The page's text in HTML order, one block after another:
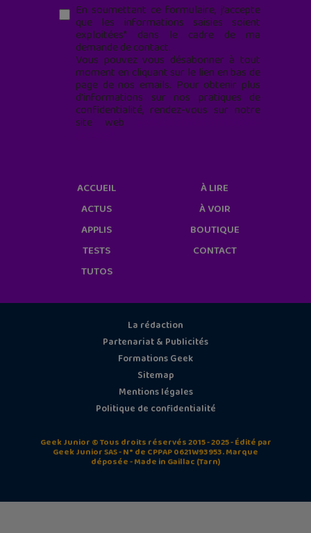
En soumettant ce formulaire, j’accepte
que les informations saisies soient
exploitées* dans le cadre de ma
demande de contact.
Vous pouvez vous désabonner à tout
moment en cliquant sur le lien en bas de
page de nos emails. Pour obtenir plus
d'informations sur nos pratiques de
confidentialité, rendez-vous sur notre
site web
ACCUEIL
ACTUS
APPLIS
TESTS
TUTOS
À LIRE
À VOIR
BOUTIQUE
CONTACT
La rédaction
Partenariat & Publicités
Formations Geek
Sitemap
Mentions légales
Politique de confidentialité
Geek Junior © Tous droits réservés 2015 - 2025 - Édité par
Geek Junior SAS - N° de CPPAP 0621W93953. Marque
déposée - Made in Gaillac (Tarn)